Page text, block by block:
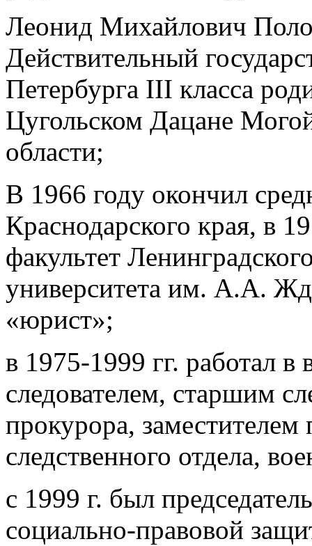
Леонид Михайлович
Действительный
Петербурга III класса
Цугольском Дацане
области;
В 1966 году окончил
Краснодарского края, в
факультет
университета им. А.А.
«юрист»;
в 1975-1999 гг. работал в
следователем, старшим
прокурора,
следственного отдела,
с 1999 г. был
социально-правовой